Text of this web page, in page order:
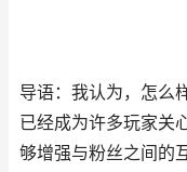
导语：我认为，怎么
已经成为许多玩家关
够增强与粉丝之间的